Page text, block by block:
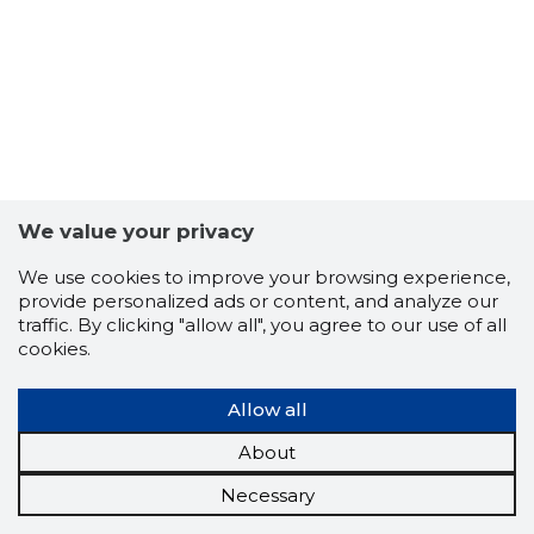
We value your privacy
We use cookies to improve your browsing experience,
provide personalized ads or content, and analyze our
traffic. By clicking "allow all", you agree to our use of all
cookies.
Allow all
About
Necessary